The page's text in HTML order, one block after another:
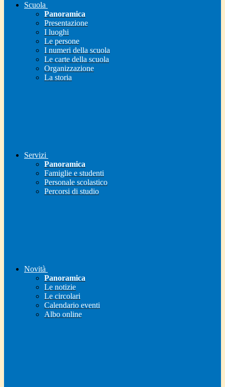
Scuola
Panoramica
Presentazione
I luoghi
Le persone
I numeri della scuola
Le carte della scuola
Organizzazione
La storia
Servizi
Panoramica
Famiglie e studenti
Personale scolastico
Percorsi di studio
Novità
Panoramica
Le notizie
Le circolari
Calendario eventi
Albo online